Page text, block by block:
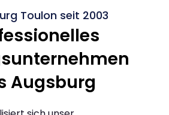
Toulon seit 2003
Augsburg